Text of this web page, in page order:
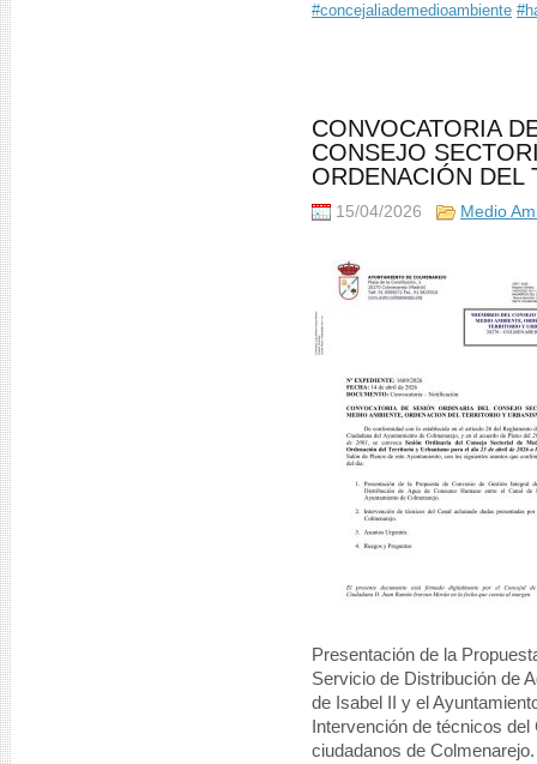
#concejaliademedioambiente
CONVOCATORIA
CONSEJO
ORDENACIÓN DEL
15/04/2026 Medio
Presentación de la
Servicio de Distribución de
de Isabel II y el
Intervención de técnicos
ciudadanos de Colmenarejo.